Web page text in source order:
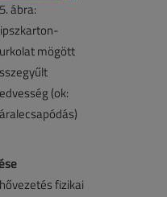
ábra:
mögött
(ok:
fizikai